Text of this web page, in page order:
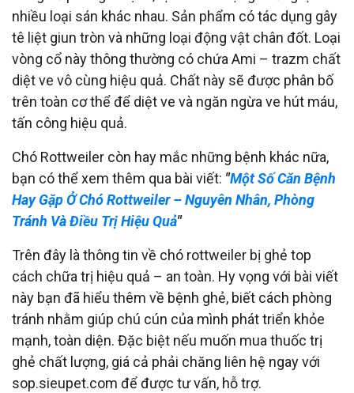
nhiều loại sán khác nhau. Sản phẩm có tác dụng gây
tê liệt giun tròn và những loại động vật chân đốt. Loại
vòng cổ này thông thường có chứa Ami – trazm chất
diệt ve vô cùng hiệu quả. Chất này sẽ được phân bố
trên toàn cơ thể để diệt ve và ngăn ngừa ve hút máu,
tấn công hiệu quả.
Chó Rottweiler còn hay mắc những bệnh khác nữa,
bạn có thể xem thêm qua bài viết: "Một Số Căn Bệnh
Hay Gặp Ở Chó Rottweiler – Nguyên Nhân, Phòng
Tránh Và Điều Trị Hiệu Quả"
Trên đây là thông tin về chó rottweiler bị ghẻ top
cách chữa trị hiệu quả – an toàn. Hy vọng với bài viết
này bạn đã hiểu thêm về bệnh ghẻ, biết cách phòng
tránh nhằm giúp chú cún của mình phát triển khỏe
mạnh, toàn diện. Đặc biệt nếu muốn mua thuốc trị
ghẻ chất lượng, giá cả phải chăng liên hệ ngay với
sop.sieupet.com để được tư vấn, hỗ trợ.